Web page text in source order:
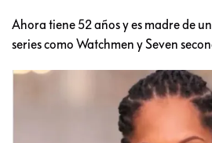
Ahora tiene 52 años y es madre de
series como Watchmen y Seven